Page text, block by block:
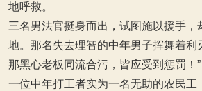
地呼救。
三名男法官挺身而出，试图施以援手，
地。那名失去理智的中年男子挥舞着利
那黑心老板同流合污，皆应受到惩罚！”
一位中年打工者实为一名无助的农民工